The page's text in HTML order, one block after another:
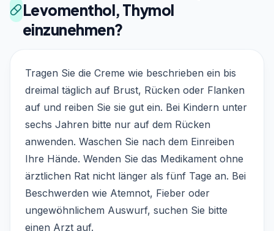
Levomenthol, Thymol
einzunehmen?
Tragen Sie die Creme wie beschrieben ein bis
dreimal täglich auf Brust, Rücken oder Flanken
auf und reiben Sie sie gut ein. Bei Kindern unter
sechs Jahren bitte nur auf dem Rücken
anwenden. Waschen Sie nach dem Einreiben
Ihre Hände. Wenden Sie das Medikament ohne
ärztlichen Rat nicht länger als fünf Tage an. Bei
Beschwerden wie Atemnot, Fieber oder
ungewöhnlichem Auswurf, suchen Sie bitte
einen Arzt auf.